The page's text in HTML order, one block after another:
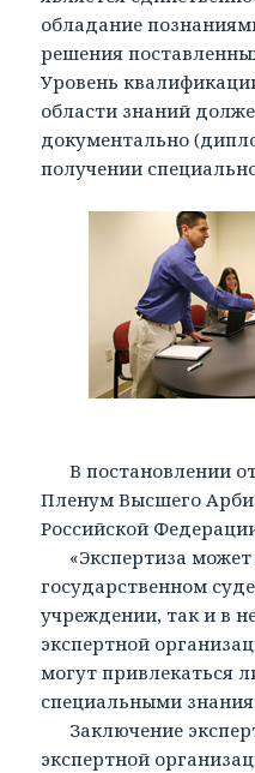
обладание
решения
Уровень
области знаний
документально
получении
В постановлении от
Пленум Высшего
Российской
«Экспертиза может
государственном
учреждении, так и в
экспертной
могут привлекаться
специальными
Заключение
экспертной